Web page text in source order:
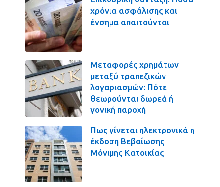
χρόνια ασφάλισης και
ένσημα απαιτούνται
Μεταφορές χρημάτων
μεταξύ τραπεζικών
λογαριασμών: Πότε
θεωρούνται δωρεά ή
γονική παροχή
Πως γίνεται ηλεκτρονικά η
έκδοση Βεβαίωσης
Μόνιμης Κατοικίας